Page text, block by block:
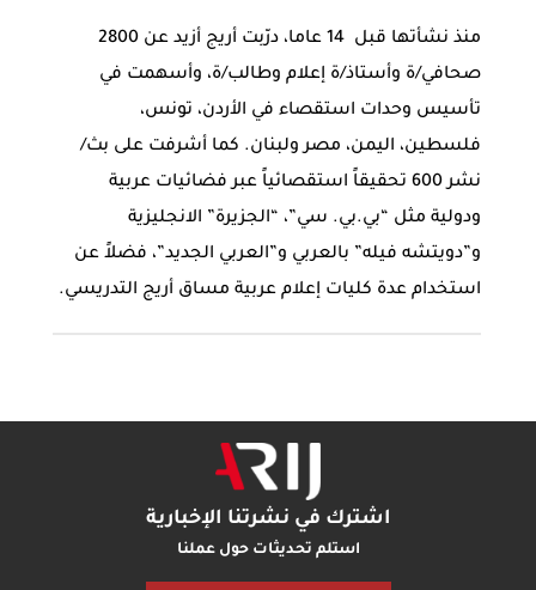
منذ نشأتها قبل 14 عاما، درّبت أريج أزيد عن 2800
صحافي/ة وأستاذ/ة إعلام وطالب/ة، وأسهمت في
تأسيس وحدات استقصاء في الأردن، تونس،
فلسطين، اليمن، مصر ولبنان. كما أشرفت على بث/
نشر 600 تحقيقاً استقصائياً عبر فضائيات عربية
ودولية مثل “بي.بي. سي”، “الجزيرة” الانجليزية
و”دويتشه فيله” بالعربي و”العربي الجديد”، فضلاً عن
استخدام عدة كليات إعلام عربية مساق أريج التدريسي.
اشترك في نشرتنا الإخبارية
استلم تحديثات حول عملنا